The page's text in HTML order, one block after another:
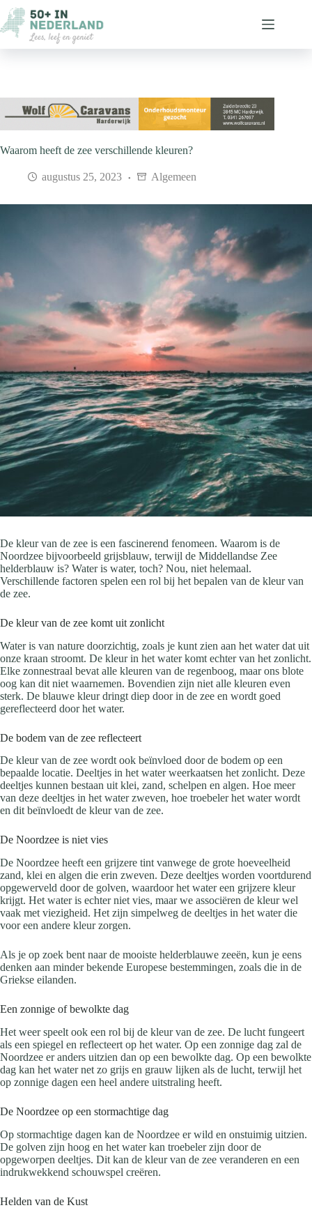
naar
de
inhoud
Waarom heeft de zee verschillende kleuren?
augustus 25, 2023 Algemeen
De kleur van de zee is een fascinerend fenomeen. Waarom is de
Noordzee bijvoorbeeld grijsblauw, terwijl de Middellandse Zee
helderblauw is? Water is water, toch? Nou, niet helemaal.
Verschillende factoren spelen een rol bij het bepalen van de kleur van
de zee.
De kleur van de zee komt uit zonlicht
Water is van nature doorzichtig, zoals je kunt zien aan het water dat uit
onze kraan stroomt. De kleur in het water komt echter van het zonlicht.
Elke zonnestraal bevat alle kleuren van de regenboog, maar ons blote
oog kan dit niet waarnemen. Bovendien zijn niet alle kleuren even
sterk. De blauwe kleur dringt diep door in de zee en wordt goed
gereflecteerd door het water.
De bodem van de zee reflecteert
De kleur van de zee wordt ook beïnvloed door de bodem op een
bepaalde locatie. Deeltjes in het water weerkaatsen het zonlicht. Deze
deeltjes kunnen bestaan uit klei, zand, schelpen en algen. Hoe meer
van deze deeltjes in het water zweven, hoe troebeler het water wordt
en dit beïnvloedt de kleur van de zee.
De Noordzee is niet vies
De Noordzee heeft een grijzere tint vanwege de grote hoeveelheid
zand, klei en algen die erin zweven. Deze deeltjes worden voortdurend
opgewerveld door de golven, waardoor het water een grijzere kleur
krijgt. Het water is echter niet vies, maar we associëren de kleur wel
vaak met viezigheid. Het zijn simpelweg de deeltjes in het water die
voor een andere kleur zorgen.
Als je op zoek bent naar de mooiste helderblauwe zeeën, kun je eens
denken aan minder bekende Europese bestemmingen, zoals die in de
Griekse eilanden.
Een zonnige of bewolkte dag
Het weer speelt ook een rol bij de kleur van de zee. De lucht fungeert
als een spiegel en reflecteert op het water. Op een zonnige dag zal de
Noordzee er anders uitzien dan op een bewolkte dag. Op een bewolkte
dag kan het water net zo grijs en grauw lijken als de lucht, terwijl het
op zonnige dagen een heel andere uitstraling heeft.
De Noordzee op een stormachtige dag
Op stormachtige dagen kan de Noordzee er wild en onstuimig uitzien.
De golven zijn hoog en het water kan troebeler zijn door de
opgeworpen deeltjes. Dit kan de kleur van de zee veranderen en een
indrukwekkend schouwspel creëren.
Helden van de Kust